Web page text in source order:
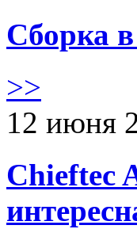
Сборка
>>
12 июня
Chieftec